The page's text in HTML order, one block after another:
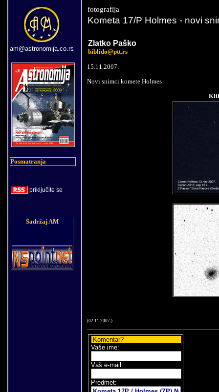
am@astronomija.co.rs
Posmatranja
priključite se
Sadržaj AM
fotografija
Kometa 17/P Holmes - novi
Zlatko Paško
biblido@ptt.rs
15.11.2007.
Novi snimci komete Holmes
(02 11 .2007 .)
Komentar?
Vaše ime:
Vaš e-mail:
Predmet: